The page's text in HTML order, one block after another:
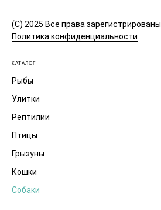
(C) 2025 Все права зарегистрированы
Политика конфиденциальности
КАТАЛОГ
Рыбы
Улитки
Рептилии
Птицы
Грызуны
Кошки
Собаки